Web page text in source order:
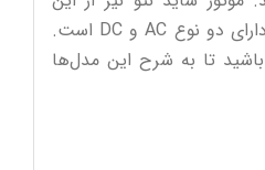
قاعده مستثنی نیست و دارای دو نوع AC و DC است.
تا به شرح این مدل‌ها